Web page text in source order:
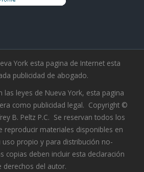
York esta pagina de Internet esta
publicidad de abogado.
las leyes de Nueva York, esta pagina
como publicidad legal. Copyright ©
B. Peltz P.C. Se reservan todos los
reproducir materiales disponibles en
uso propio y para distribución no-
copias deben incluir esta declaración
derechos del autor.